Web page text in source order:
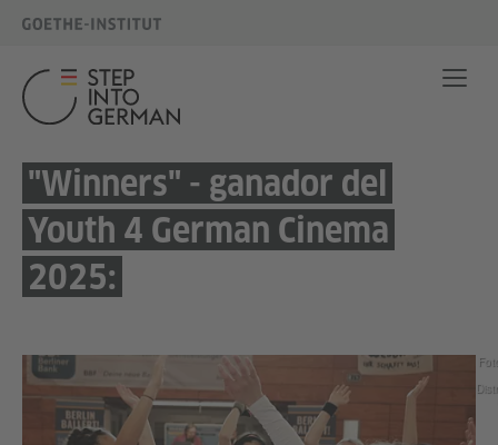
"Winners" - ganador del
Youth 4 German Cinema
2025: